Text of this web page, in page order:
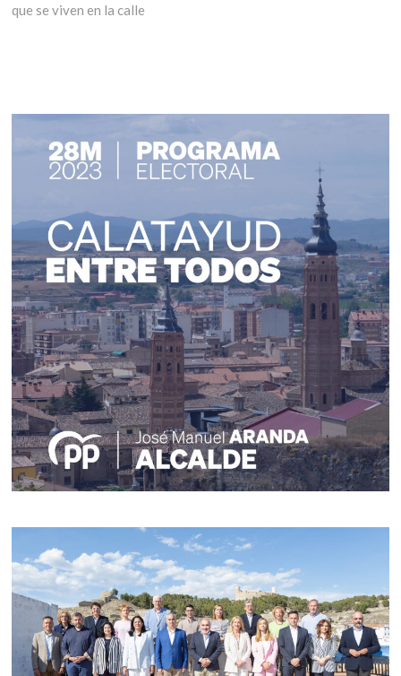
que se viven en la calle